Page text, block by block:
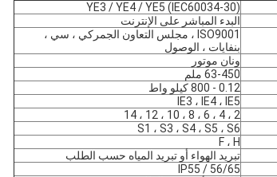
YE3 / YE4 / YE5 (IEC60034-30)
البدء المباشر على الإنترنت
ISO9001 ، مجلس التعاون الجمركي ، سي ،
بنفايات ، الوصول
ونان موتور
63-450 ملم
0.12 - 800 كيلو واط
IE3 ، IE4 ، IE5
2 ، 4 ، 6 ، 8 ، 10 ، 12 ، 14
S1 ، S3 ، S4 ، S5 ، S6
F ، H
تبريد الهواء أو تبريد المياه حسب الطلب
IP55 / 56/65